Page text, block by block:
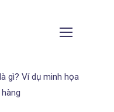
gì? Ví dụ minh họa